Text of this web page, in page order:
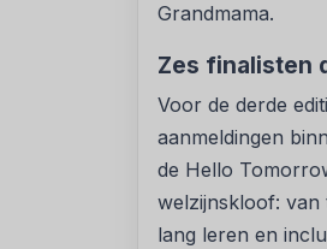
Grandmama.
Zes finalisten
Voor de derde
aanmeldingen
de Hello
welzijnskloof: van
lang leren en